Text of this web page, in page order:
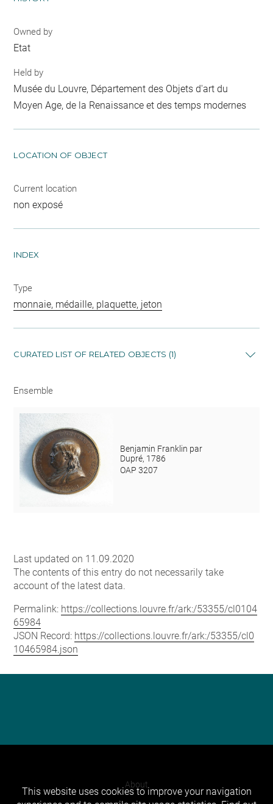
Owned by
Etat
Held by
Musée du Louvre, Département des Objets d'art du
Moyen Age, de la Renaissance et des temps modernes
LOCATION OF OBJECT
Current location
non exposé
INDEX
Type
monnaie, médaille, plaquette, jeton
CURATED LIST OF RELATED OBJECTS (1)
Ensemble
Benjamin Franklin par
Dupré, 1786
OAP 3207
Last updated on 11.09.2020
The contents of this entry do not necessarily take
account of the latest data.
Permalink: https://collections.louvre.fr/ark:/53355/cl0104
65984
JSON Record: https://collections.louvre.fr/ark:/53355/cl0
10465984.json
About
This website uses cookies to improve your navigation